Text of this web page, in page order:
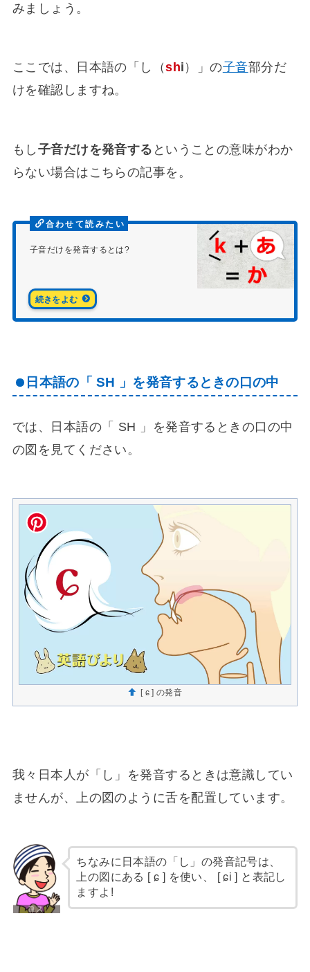
みましょう。
ここでは、日本語の「し（shi ）」の子音部分だ
けを確認しますね。
もし 子音だけを発音する ということの意味がわか
らない場合はこちらの記事を。
子音だけを発音するとは?
日本語の「 SH 」を発音するときの口の中
では、日本語の「 SH 」を発音するときの口の中
の図を見てください。
[ ɕ ] の発音
我々日本人が「し」を発音するときは意識してい
ませんが、上の図のように舌を配置しています。
ちなみに日本語の「し」の発音記号は、
上の図にある [ ɕ ] を使い、 [ ɕi ] と表記し
ますよ!